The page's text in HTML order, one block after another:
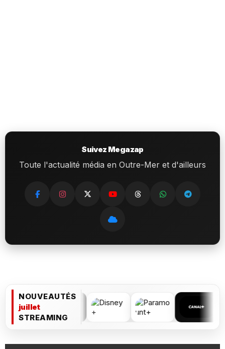
Suivez Megazap
Toute l'actualité média en Outre-Mer et d'ailleurs
NOUVEAUTÉS
juillet
STREAMING